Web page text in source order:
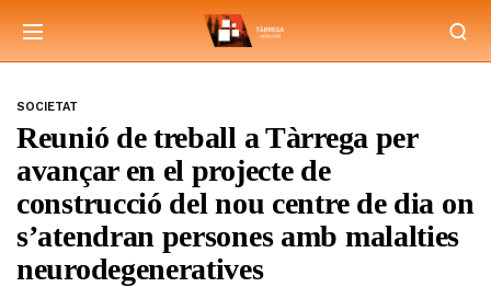
SOCIETAT
Reunió de treball a Tàrrega per
avançar en el projecte de
construcció del nou centre de dia on
s’atendran persones amb malalties
neurodegeneratives